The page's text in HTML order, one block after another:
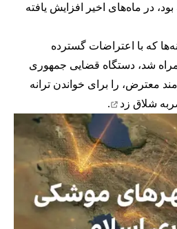
گرفته بود، در ماه‌های اخیر افزایش یافته
که با اعتراضات گسترده
شد، دستگاه قضایی جمهوری
معترض، را برای خواندن ترانه
.